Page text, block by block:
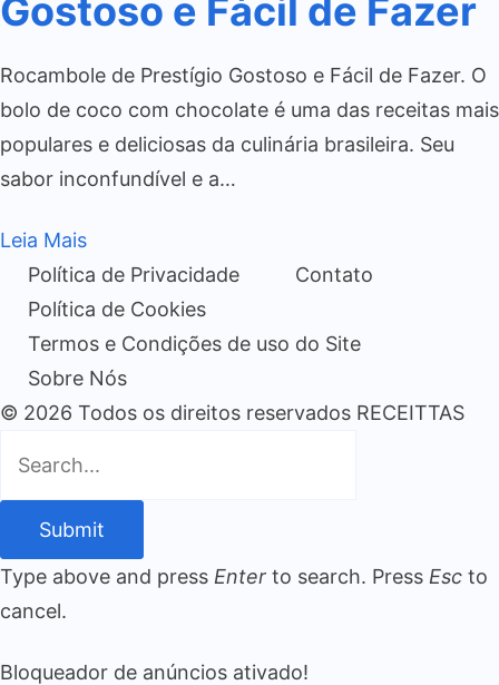
Gostoso e Fácil de Fazer
Rocambole de Prestígio Gostoso e Fácil de Fazer. O
bolo de coco com chocolate é uma das receitas mais
populares e deliciosas da culinária brasileira. Seu
sabor inconfundível e a…
Leia Mais
Política de Privacidade
Contato
Política de Cookies
Termos e Condições de uso do Site
Sobre Nós
© 2026 Todos os direitos reservados RECEITTAS
Submit
Type above and press Enter to search. Press Esc to
cancel.
Bloqueador de anúncios ativado!